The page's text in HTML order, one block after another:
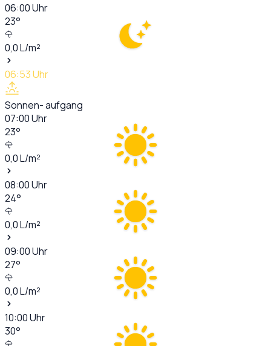
06:00Uhr
23°
0,0L/m²
06:53Uhr
Sonnen- aufgang
07:00Uhr
23°
0,0L/m²
08:00Uhr
24°
0,0L/m²
09:00Uhr
27°
0,0L/m²
10:00Uhr
30°